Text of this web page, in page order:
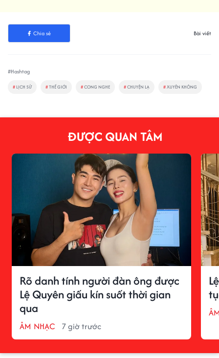
Chia sẻ Bài viết
#Hashtag
# LỊCH SỬ #THẾ GIỚI #CONG NGHE #CHUYỆN LẠ #XUYÊN KHÔNG
ĐƯỢC QUAN TÂM
Rõ danh tính người đàn ông được
Lệ Quyên giấu kín suốt thời gian
qua
ÂM NHẠC 7 giờ trước